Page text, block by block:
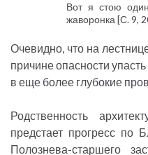
Вот я стою
жаворонка [С. 9,
Очевидно, что на
причине опасности
в еще более глубокие
Родственность
предстает прогресс по
Полознева-старшего